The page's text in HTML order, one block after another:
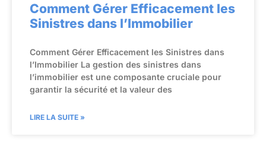
Comment Gérer Efficacement les
Sinistres dans l’Immobilier
Comment Gérer Efficacement les Sinistres dans
l’Immobilier La gestion des sinistres dans
l’immobilier est une composante cruciale pour
garantir la sécurité et la valeur des
LIRE LA SUITE »